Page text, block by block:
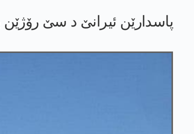
پاسدارێن ئیرانێ د سێ رۆژێن بۆری دا نێزیکی 9